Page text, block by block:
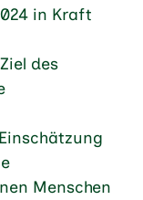
in Kraft
des
Menschen